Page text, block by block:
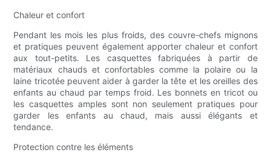
Chaleur et confort
Pendant les mois les plus froids, des couvre-chefs mignons
et pratiques peuvent également apporter chaleur et confort
aux tout-petits. Les casquettes fabriquées à partir de
matériaux chauds et confortables comme la polaire ou la
laine tricotée peuvent aider à garder la tête et les oreilles des
enfants au chaud par temps froid. Les bonnets en tricot ou
les casquettes amples sont non seulement pratiques pour
garder les enfants au chaud, mais aussi élégants et
tendance.
Protection contre les éléments